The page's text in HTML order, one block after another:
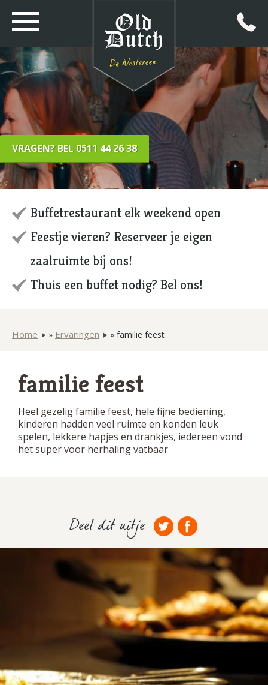
VRAGEN? BEL 0511 44 26 38
Buffetrestaurant elk weekend open
Feestje vieren? Reserveer je eigen
zaalruimte bij ons!
Thuis een buffet nodig? Bel ons!
Home » Ervaringen » familie feest
familie feest
Heel gezelig familie feest, hele fijne bediening,
kinderen hadden veel ruimte en konden leuk
spelen, lekkere hapjes en drankjes, iedereen vond
het super voor herhaling vatbaar
Deel dit uitje